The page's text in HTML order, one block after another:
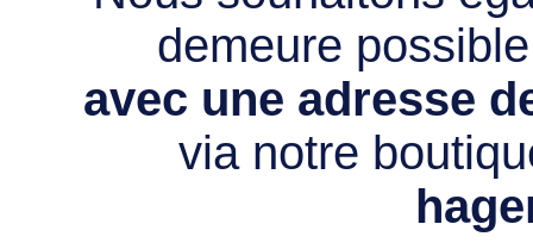
demeure
avec une adresse
via notre